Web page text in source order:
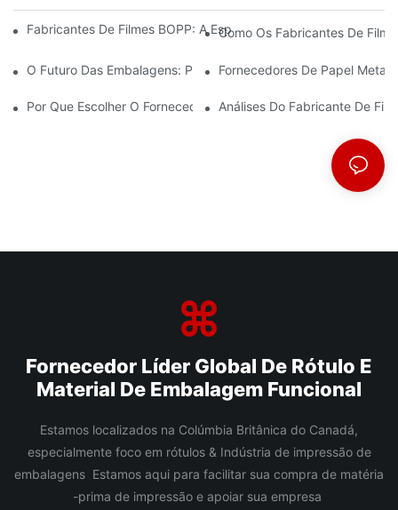
Fabricantes De Filmes BOPP: A Espinha Dorsal Das
Como Os Fabricantes De
O Futuro Das Embalagens: Perspectivas Dos Principais
Fornecedores De Papel
Por Que Escolher O Fornecedor Certo De Filme BOPP É
Análises Do Fabricante De
Fornecedor Líder Global De Rótulo E
Material De Embalagem Funcional
Estamos localizados na Colúmbia Britânica do Canadá,
especialmente foco em rótulos & Indústria de impressão de
embalagens Estamos aqui para facilitar sua compra de matéria
-prima de impressão e apoiar sua empresa